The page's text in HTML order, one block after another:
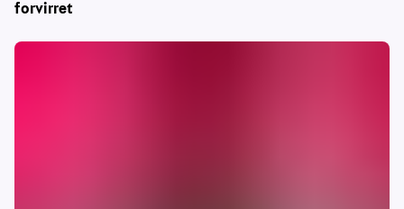
forvirret